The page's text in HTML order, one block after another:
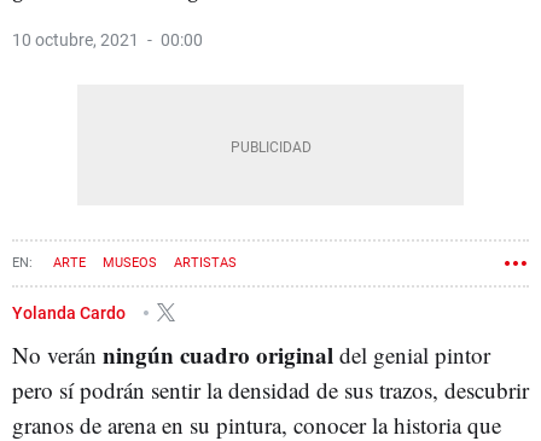
10 octubre, 2021 00:00
ARTE MUSEOS ARTISTAS
Yolanda Cardo
No verán ningún cuadro original del genial pintor
pero sí podrán sentir la densidad de sus trazos, descubrir
granos de arena en su pintura, conocer la historia que